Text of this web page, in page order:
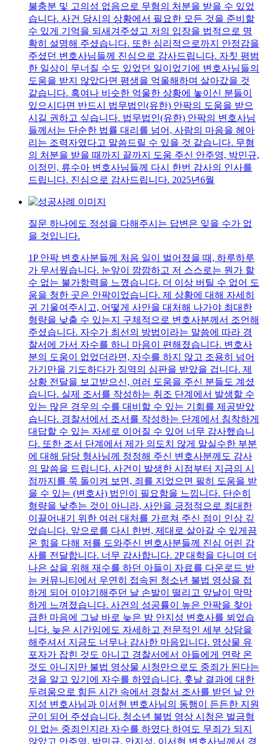
불충분 및 고의성 없음으로 무혐의 처분을 받을 수 있었
습니다. 사건 당시의 상황에서 필요한 모든 것을 준비할
수 있게 기억을 되새겨주셨고 저의 입장을 법적으로 명
확히 설명해 주셨습니다. 또한 심리적으로까지 안정감을
주셨던 변호사님들께 진심으로 감사드립니다. 자칫 평범
한 일상이 무너질 수도 있었던 일이었기에 변호사님들의
도움을 받지 않았다면 평생을 억울해하며 살아갔을 것
같습니다. 혹여나 비슷한 억울한 상황에 놓이신 분들이
있으시다면 반드시 법무법인(유한) 안팍의 도움을 받으
시길 권하고 싶습니다. 법무법인(유한) 안팍의 변호사님
들께서는 단순한 법률 대리를 넘어, 사람의 마음을 헤아
리는 조력자였다고 말씀드릴 수 있을 것 같습니다. 무혐
의 처분을 받을 때까지 끝까지 도움 주신 안주영, 박민규,
이정민, 류수아 변호사님들께 다시 한번 감사의 인사를
드립니다. 진심으로 감사드립니다. 2025년6월
질문 하나에도 정성을 다해주시는 답변은 잊을 수가 없
을 것입니다.
1P 안팍 변호사분들께 처음 일이 벌어졌을 때, 하루하루
가 무서웠습니다. 눈앞이 깜깜하고 저 스스로는 뭔가 할
수 없는 불가항력을 느꼈습니다. 더 이상 버틸 수 없어 도
움을 청한 곳은 안팍이었습니다. 제 상황에 대해 자세히
귀 기울여주시고, 어떻게 사안을 대처해 나가야 최대한
형량을 낮출 수 있는지 구체적으로 변호사분께서 조언해
주셨습니다. 자수가 최선의 방법이라는 말씀에 따라 경
찰서에 가서 자수를 하니 마음이 편해졌습니다. 변호사
분의 도움이 없었더라면, 자수를 하지 않고 조용히 넘어
가기만을 기도하다가 징역의 심판을 받았을 겁니다. 제
상황 전달을 보고받으신, 여러 도움을 주신 분들도 계셨
습니다. 실제 조서를 작성하는 취조 단계에서 발생할 수
있는 많은 경우의 수를 대비할 수 있는 기회를 제공받았
습니다. 경찰서에서 조서를 작성하는 단계에서 침착하게
대답할 수 있는 자세로 이어질 수 있어 너무 감사했습니
다. 또한 조서 단계에서 제가 의도치 않게 말실수한 부분
에 대해 담당 형사님께 정정해 주신 변호사분께도 감사
의 말씀을 드립니다. 사건이 발생한 시점부터 지금의 시
점까지를 쭉 돌이켜 보면, 죄를 지었으면 필히 도움을 받
을 수 있는 (변호사) 법인이 필요함을 느낍니다. 단순히
형량을 낮추는 것이 아니라, 사안을 긍정적으로 최대한
이끌어내기 위한 여러 대처를 가르쳐 주신 점이 인상 깊
었습니다. 앞으로를 다시 한번, 제대로 살아갈 수 있게끔
온 힘을 다해 저를 도와주신 변호사분들께 진심 어린 감
사를 전달합니다. 너무 감사합니다. 2P 대학을 다니며 더
나은 삶을 위해 재수를 하던 아들이 자료를 다운로드 받
는 커뮤니티에서 우연히 접속된 청소년 불법 영상을 접
하게 되어 이야기해주던 날 손발이 떨리고 앞날이 막막
하게 느껴졌습니다. 사건의 성공률이 높은 안팍을 찾아
급한 마음에 그날 바로 늦은 밤 안지성 변호사를 뵈었습
니다. 늦은 시간임에도 자세하고 전문적인 세부 상담을
해주셔서 지금도 너무나 감사한 마음입니다. 영상물 유
포자가 잡힌 것도 아니고 경찰서에서 아들에게 연락 온
것도 아니지만 불법 영상물 시청만으로도 중죄가 된다는
것을 알고 있기에 자수를 하였습니다. 훗날 결과에 대한
두려움으로 힘든 시간 속에서 경찰서 조사를 받던 날 안
지성 변호사님과 이서현 변호사님의 동행이 든든한 지원
군이 되어 주셨습니다. 청소년 불법 영상 시청은 벌금형
이 없는 중죄인지라 자수를 하였다 하여도 무죄가 되지
않았고 안주영, 박민규, 안지성, 이서현 변호사님께서 경